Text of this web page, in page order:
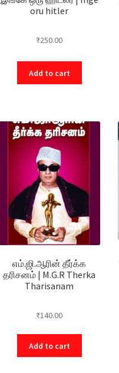
oru hitler
₹250.00
Add to cart
எம்.ஜி.ஆரின் தீர்க்க
தரிசனம் | M.G.R Therka
Tharisanam
₹140.00
Add to cart